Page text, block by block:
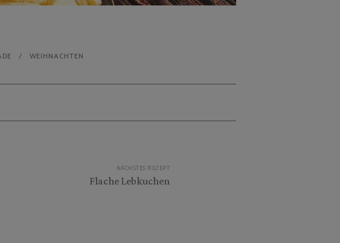
WEIHNACHTEN
NÄCHSTES REZEPT
Flache Lebkuchen